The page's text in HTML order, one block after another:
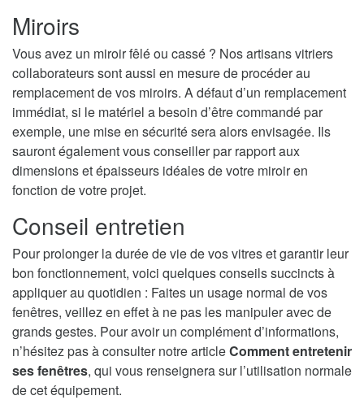
Miroirs
Vous avez un miroir fêlé ou cassé ? Nos artisans vitriers
collaborateurs sont aussi en mesure de procéder au
remplacement de vos miroirs. A défaut d’un remplacement
immédiat, si le matériel a besoin d’être commandé par
exemple, une mise en sécurité sera alors envisagée. Ils
sauront également vous conseiller par rapport aux
dimensions et épaisseurs idéales de votre miroir en
fonction de votre projet.
Conseil entretien
Pour prolonger la durée de vie de vos vitres et garantir leur
bon fonctionnement, voici quelques conseils succincts à
appliquer au quotidien : Faites un usage normal de vos
fenêtres, veillez en effet à ne pas les manipuler avec de
grands gestes. Pour avoir un complément d’informations,
n’hésitez pas à consulter notre articleComment entretenir
ses fenêtres, qui vous renseignera sur l’utilisation normale
de cet équipement.